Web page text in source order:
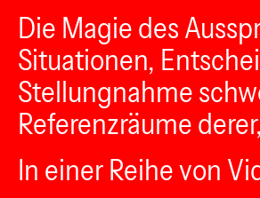
Die Magie des
Situationen,
Stellungnahme
Referenzräume
In einer Reihe von